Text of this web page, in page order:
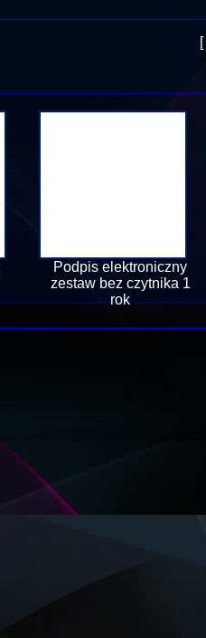
[
Podpis elektroniczny
zestaw bez czytnika 1
rok